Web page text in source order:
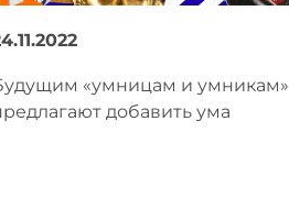
«умницам и умникам»
добавить ума